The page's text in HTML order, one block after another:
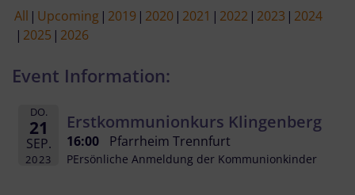
All Upcoming 2019 2020 2021 2022 2023 2024
2025 2026
Event Information:
DO.
21
SEP.
2023
Erstkommunionkurs Klingenberg
16:00 Pfarrheim Trennfurt
PErsönliche Anmeldung der Kommunionkinder